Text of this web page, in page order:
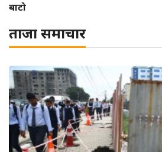
बाटो
ताजा समाचार